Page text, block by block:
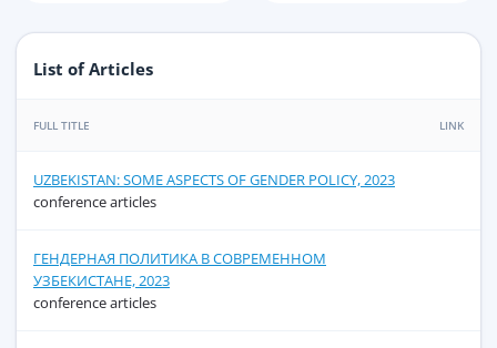
List of Articles
FULL TITLE LINK
UZBEKISTAN: SOME ASPECTS OF GENDER POLICY, 2023
conference articles
ГЕНДЕРНАЯ ПОЛИТИКА В СОВРЕМЕННОМ
УЗБЕКИСТАНЕ, 2023
conference articles